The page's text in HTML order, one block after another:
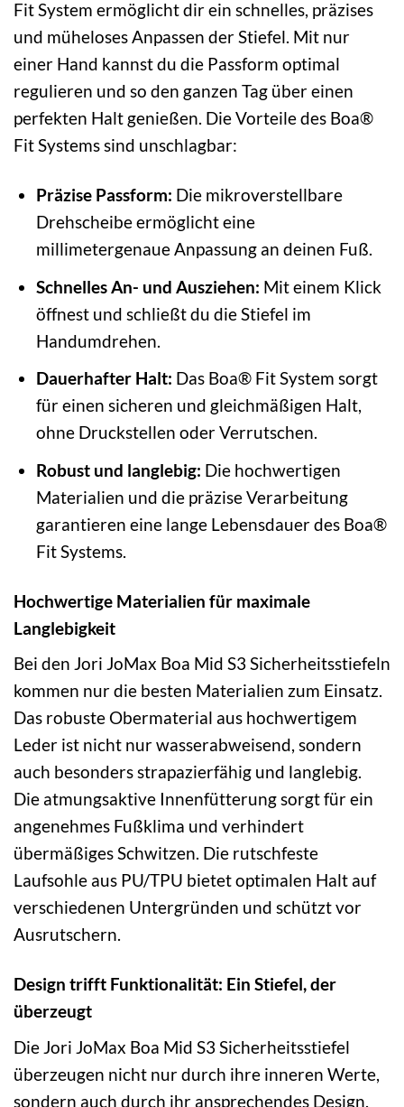
Fit System ermöglicht dir ein schnelles, präzises
und müheloses Anpassen der Stiefel. Mit nur
einer Hand kannst du die Passform optimal
regulieren und so den ganzen Tag über einen
perfekten Halt genießen. Die Vorteile des Boa®
Fit Systems sind unschlagbar:
Präzise Passform: Die mikroverstellbare
Drehscheibe ermöglicht eine
millimetergenaue Anpassung an deinen Fuß.
Schnelles An- und Ausziehen: Mit einem Klick
öffnest und schließt du die Stiefel im
Handumdrehen.
Dauerhafter Halt: Das Boa® Fit System sorgt
für einen sicheren und gleichmäßigen Halt,
ohne Druckstellen oder Verrutschen.
Robust und langlebig: Die hochwertigen
Materialien und die präzise Verarbeitung
garantieren eine lange Lebensdauer des Boa®
Fit Systems.
Hochwertige Materialien für maximale
Langlebigkeit
Bei den Jori JoMax Boa Mid S3 Sicherheitsstiefeln
kommen nur die besten Materialien zum Einsatz.
Das robuste Obermaterial aus hochwertigem
Leder ist nicht nur wasserabweisend, sondern
auch besonders strapazierfähig und langlebig.
Die atmungsaktive Innenfütterung sorgt für ein
angenehmes Fußklima und verhindert
übermäßiges Schwitzen. Die rutschfeste
Laufsohle aus PU/TPU bietet optimalen Halt auf
verschiedenen Untergründen und schützt vor
Ausrutschern.
Design trifft Funktionalität: Ein Stiefel, der
überzeugt
Die Jori JoMax Boa Mid S3 Sicherheitsstiefel
überzeugen nicht nur durch ihre inneren Werte,
sondern auch durch ihr ansprechendes Design.